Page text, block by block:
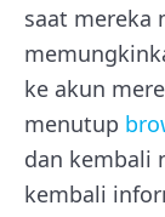
saat mereka
ke akun
menutup
dan kembali
kembali